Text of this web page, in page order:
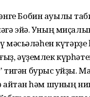
Бобин ауылы
эйә. Уның
мәсьәләһен
әүҙемлек
тигән бурыс ҡуйҙы.
һәм шуның